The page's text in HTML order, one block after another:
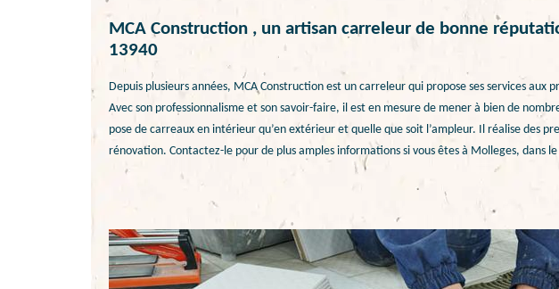
MCA Construction , un artisan carreleur de bonne
13940
Depuis plusieurs années, MCA Construction est un carreleur qui propose ses services aux
Avec son professionnalisme et son savoir-faire, il est en mesure de mener à bien de
pose de carreaux en intérieur qu’en extérieur et quelle que soit l’ampleur. Il réalise des
rénovation. Contactez-le pour de plus amples informations si vous êtes à Molleges, dans